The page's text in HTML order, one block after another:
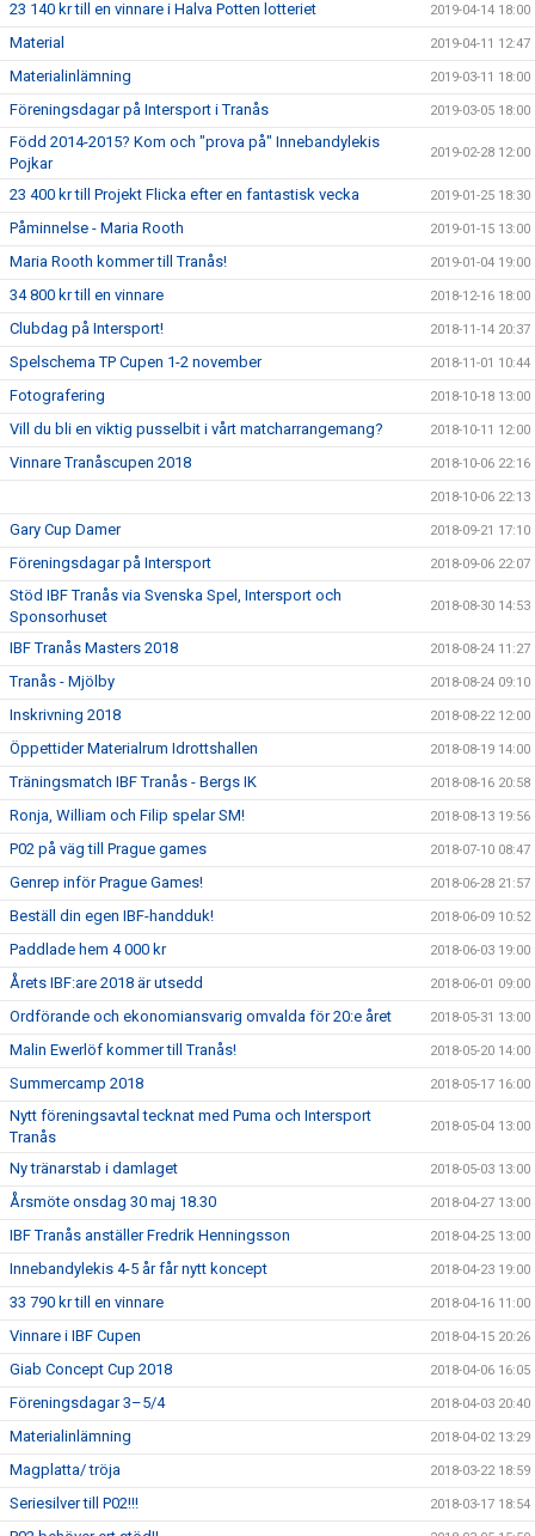
23 140 kr till en vinnare i Halva Potten lotteriet 2019-04-14 18:00
Material 2019-04-11 12:47
Materialinlämning 2019-03-11 18:00
Föreningsdagar på Intersport i Tranås 2019-03-05 18:00
Född 2014-2015? Kom och "prova på" Innebandylekis
Pojkar
2019-02-28 12:00
23 400 kr till Projekt Flicka efter en fantastisk vecka 2019-01-25 18:30
Påminnelse - Maria Rooth 2019-01-15 13:00
Maria Rooth kommer till Tranås! 2019-01-04 19:00
34 800 kr till en vinnare 2018-12-16 18:00
Clubdag på Intersport! 2018-11-14 20:37
Spelschema TP Cupen 1-2 november 2018-11-01 10:44
Fotografering 2018-10-18 13:00
Vill du bli en viktig pusselbit i vårt matcharrangemang? 2018-10-11 12:00
Vinnare Tranåscupen 2018 2018-10-06 22:16
2018-10-06 22:13
Gary Cup Damer 2018-09-21 17:10
Föreningsdagar på Intersport 2018-09-06 22:07
Stöd IBF Tranås via Svenska Spel, Intersport och
Sponsorhuset
2018-08-30 14:53
IBF Tranås Masters 2018 2018-08-24 11:27
Tranås - Mjölby 2018-08-24 09:10
Inskrivning 2018 2018-08-22 12:00
Öppettider Materialrum Idrottshallen 2018-08-19 14:00
Träningsmatch IBF Tranås - Bergs IK 2018-08-16 20:58
Ronja, William och Filip spelar SM! 2018-08-13 19:56
P02 på väg till Prague games 2018-07-10 08:47
Genrep inför Prague Games! 2018-06-28 21:57
Beställ din egen IBF-handduk! 2018-06-09 10:52
Paddlade hem 4 000 kr 2018-06-03 19:00
Årets IBF:are 2018 är utsedd 2018-06-01 09:00
Ordförande och ekonomiansvarig omvalda för 20:e året 2018-05-31 13:00
Malin Ewerlöf kommer till Tranås! 2018-05-20 14:00
Summercamp 2018 2018-05-17 16:00
Nytt föreningsavtal tecknat med Puma och Intersport
Tranås
2018-05-04 13:00
Ny tränarstab i damlaget 2018-05-03 13:00
Årsmöte onsdag 30 maj 18.30 2018-04-27 13:00
IBF Tranås anställer Fredrik Henningsson 2018-04-25 13:00
Innebandylekis 4-5 år får nytt koncept 2018-04-23 19:00
33 790 kr till en vinnare 2018-04-16 11:00
Vinnare i IBF Cupen 2018-04-15 20:26
Giab Concept Cup 2018 2018-04-06 16:05
Föreningsdagar 3–5/4 2018-04-03 20:40
Materialinlämning 2018-04-02 13:29
Magplatta/ tröja 2018-03-22 18:59
Seriesilver till P02!!! 2018-03-17 18:54